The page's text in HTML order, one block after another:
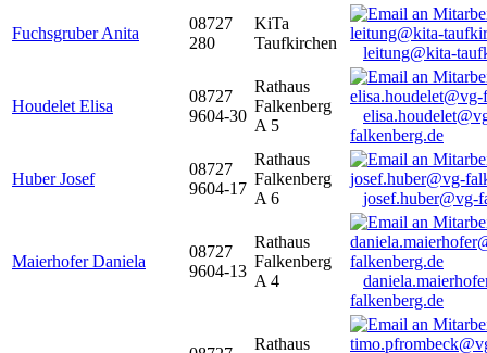
Fuchsgruber Anita
08727
280
KiTa
Taufkirchen
leitung@kita-
Houdelet Elisa
08727
9604-30
Rathaus
Falkenberg
A 5
falkenberg.de
Huber Josef
08727
9604-17
Rathaus
Falkenberg
A 6
josef.huber@vg-
Maierhofer Daniela
08727
9604-13
Rathaus
Falkenberg
A 4
falkenberg.de
Rathaus